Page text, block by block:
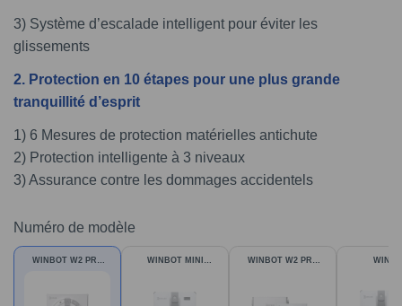
3) Système d’escalade intelligent pour éviter les
glissements
2. Protection en 10 étapes pour une plus grande
tranquillité d’esprit
1) 6 Mesures de protection matérielles antichute
2) Protection intelligente à 3 niveaux
3) Assurance contre les dommages accidentels
Numéro de modèle
WINBOT W2 PRO
fenêtres robotisé
WINBOT MINI
Fenêtres Automatisé
WINBOT W2 PRO
nettoyage de